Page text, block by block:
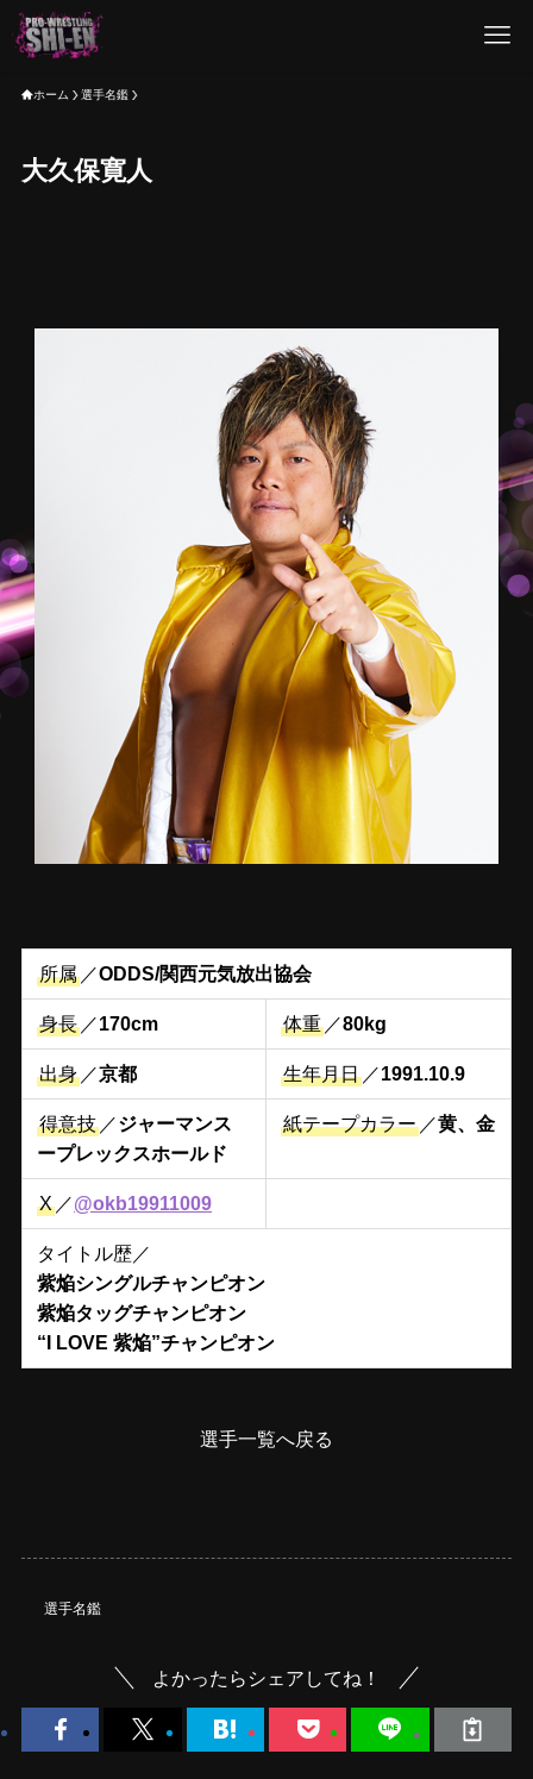
ホーム 選手名鑑
大久保寛人
所属 ／ODDS/関西元気放出協会
身長 ／170cm 体重 ／80kg
出身 ／京都 生年月日 ／1991.10.9
得意技 ／ジャーマンス
ープレックスホールド
紙テープカラー ／黄、金
X ／@okb19911009
タイトル歴／
紫焔シングルチャンピオン
紫焔タッグチャンピオン
“I LOVE 紫焔”チャンピオン
選手一覧へ戻る
選手名鑑
よかったらシェアしてね！